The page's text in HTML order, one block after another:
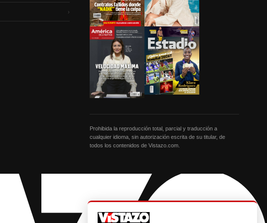
›
Prohibida la reproducción total, parcial y traducción a
cualquier idioma, sin autorización escrita de su titular, de
todos los contenidos de Vistazo.com.